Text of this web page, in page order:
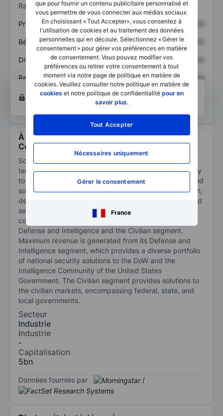
que pour fournir un contenu publicitaire personnalisé et
vous permettre de vous connecter aux médias sociaux.
En choisissant « Tout Accepter», vous consentez à
l'utilisation de cookies et au traitement des données
personnelles qui en découle. Sélectionnez « Gérer le
consentement » pour gérer vos préférences en matière
de consentement. Vous pouvez modifier vos
préférences ou retirer votre consentement à tout
moment via notre page de politique en matière de
cookies. Veuillez consulter notre politique en matière de
cookies et notre politique de confidentialité pour en
savoir plus.
Tout Accepter
Nécessaires uniquement
Gérer le consentement
France
Ratios
Prix / ventes XXXXXXX XXXXXXX
Bénéfice par action XXXXXXX XXXXXXX
Dividende par action XXXXXXX
Rendement des
capitaux propres
XXXXXXX
XXXXXXX
Ouvrir un compte pour accéder à d’autres outils
techniques et d’analyses.
À propos Science Applications International
Corp
Science Applications International Corp provides
technical, engineering, and enterprise IT services mainly
to the U.S. government. Specifically, it offers end-to-end
solutions spanning the design, development, integration,
deployment, management, operations, sustainment, and
security of the customer's entire IT infrastructure. The
company has two reportable segments, which include
Defense and Intelligence and the Civilian segment.
Maximum revenue is generated from its Defense and
Intelligence segment, which provides a diverse portfolio
of national security solutions to the DoW and the
Intelligence Community of the United States
Government. The Civilian segment provides solutions to
the civilian markets, encompassing federal, state, and
local governments.
Secteur
Industrie
Industrie
-
Capitalisation
5bn
Données fournies par /